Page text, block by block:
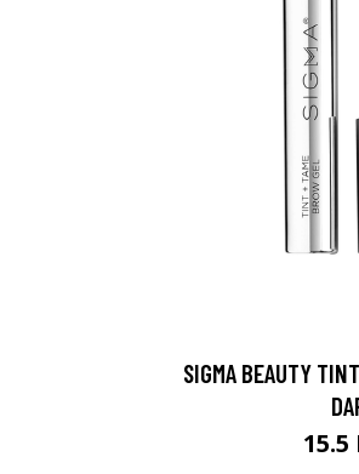
SIGMA BEAUTY
15.5